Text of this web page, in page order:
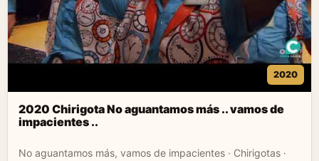
2020
2020 Chirigota No aguantamos más .. vamos de
impacientes ..
No aguantamos más, vamos de impacientes · Chirigotas ·